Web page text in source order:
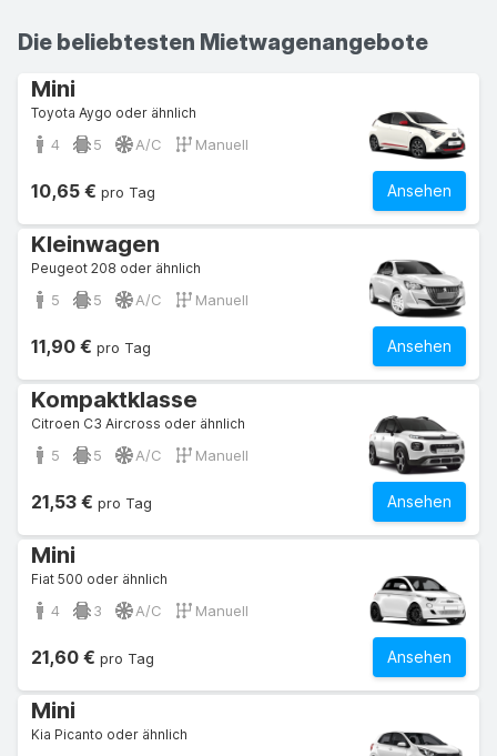
Die beliebtesten Mietwagenangebote
Mini
Toyota Aygo oder ähnlich
4 5 A/C Manuell
Ansehen
10,65 € pro Tag
Kleinwagen
Peugeot 208 oder ähnlich
5 5 A/C Manuell
Ansehen
11,90 € pro Tag
Kompaktklasse
Citroen C3 Aircross oder ähnlich
5 5 A/C Manuell
Ansehen
21,53 € pro Tag
Mini
Fiat 500 oder ähnlich
4 3 A/C Manuell
Ansehen
21,60 € pro Tag
Mini
Kia Picanto oder ähnlich